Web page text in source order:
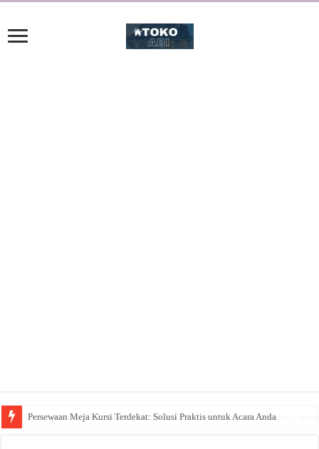
Persewaan Meja Kursi Terdekat: Solusi Praktis untuk Acara Anda